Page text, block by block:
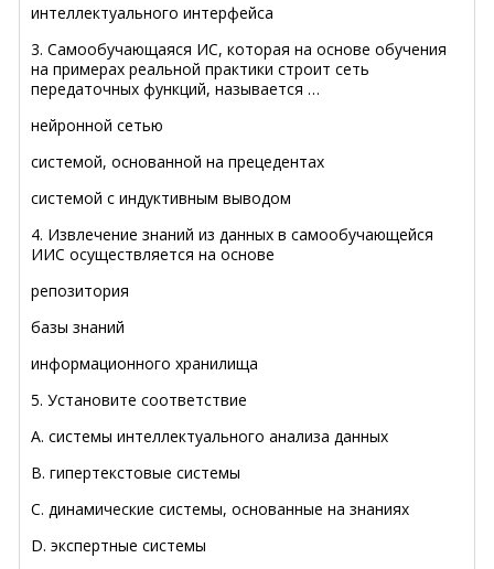
интеллектуального интерфейса
3. Самообучающаяся ИС, которая на основе обучения
на примерах реальной практики строит сеть
передаточных функций, называется …
нейронной сетью
системой, основанной на прецедентах
системой с индуктивным выводом
4. Извлечение знаний из данных в самообучающейся
ИИС осуществляется на основе
репозитория
базы знаний
информационного хранилища
5. Установите соответствие
A. системы интеллектуального анализа данных
B. гипертекстовые системы
C. динамические системы, основанные на знаниях
D. экспертные системы